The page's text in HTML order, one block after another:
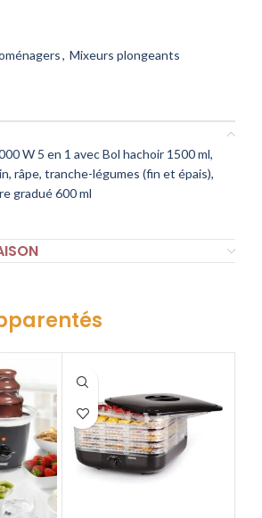
, Mixeurs plongeants
W 5 en 1 avec Bol hachoir 1500 ml,
râpe, tranche-légumes (fin et épais),
gradué 600 ml